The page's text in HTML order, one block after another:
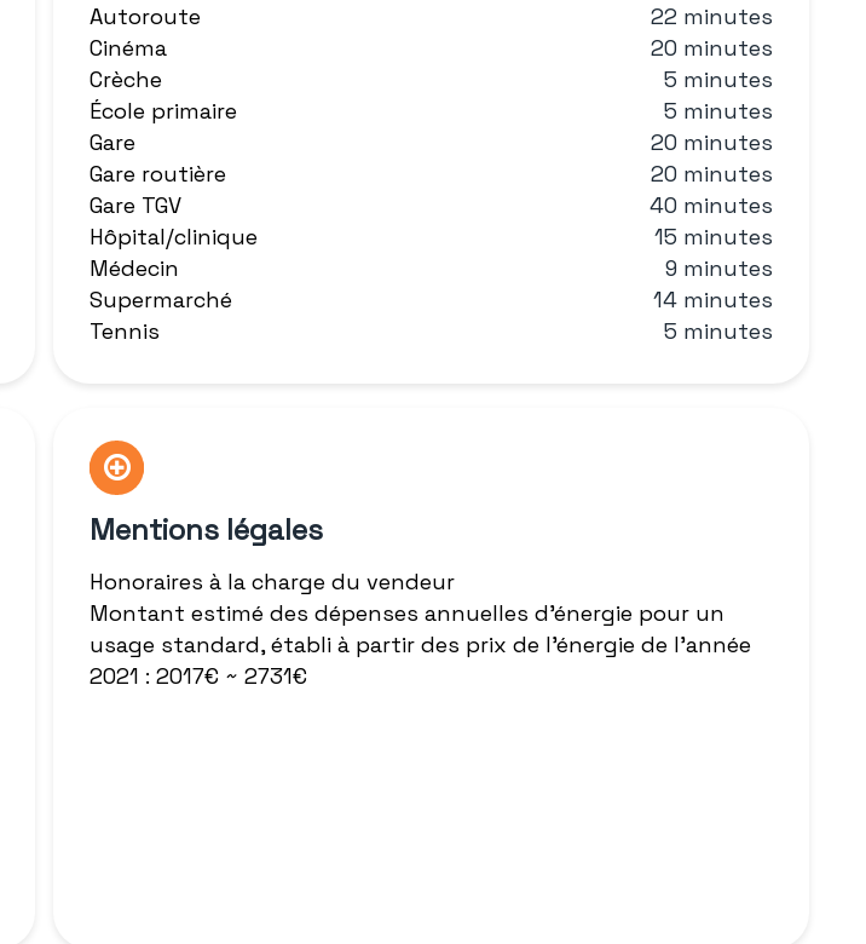
Autoroute
22 minutes
Cinéma
20 minutes
Crèche
5 minutes
École primaire
5 minutes
Gare
20 minutes
Gare routière
20 minutes
Gare TGV
40 minutes
Hôpital/clinique
15 minutes
Médecin
9 minutes
Supermarché
14 minutes
Tennis
5 minutes
Mentions légales
Honoraires à la charge du vendeur
Montant estimé des dépenses annuelles d'énergie pour un
usage standard, établi à partir des prix de l'énergie de l'année
2021 : 2017€ ~ 2731€